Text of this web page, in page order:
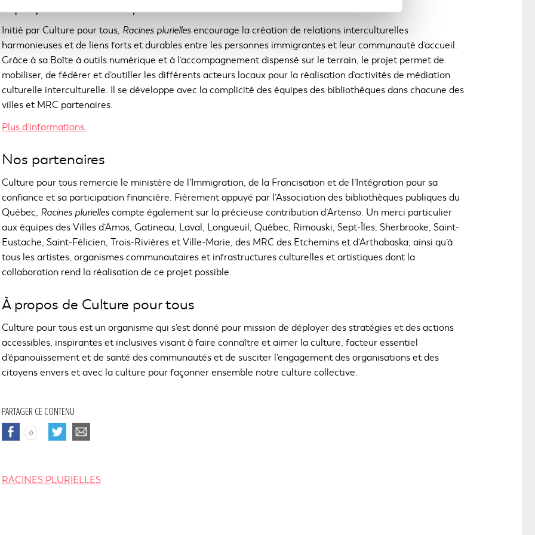
À propos deRacines plurielles
Initié par Culture pour tous, Racines plurielles encourage la création de relations interculturelles
harmonieuses et de liens forts et durables entre les personnes immigrantes et leur communauté d’accueil.
Grâce à sa Boîte à outils numérique et à l’accompagnement dispensé sur le terrain, le projet permet de
mobiliser, de fédérer et d’outiller les différents acteurs locaux pour la réalisation d’activités de médiation
culturelle interculturelle. Il se développe avec la complicité des équipes des bibliothèques dans chacune des
villes et MRC partenaires.
Plus d’informations.
i
'
o
u
v
r
a
d
n
s
u
o
u
l
Nos partenaires
Culture pour tous remercie le ministère de l’Immigration, de la Francisation et de l’Intégration pour sa
confiance et sa participation financière. Fièrement appuyé par l’Association des bibliothèques publiques du
Québec, Racines plurielles compte également sur la précieuse contribution d’Artenso. Un merci particulier
aux équipes des Villes d’Amos, Gatineau, Laval, Longueuil, Québec, Rimouski, Sept-Îles, Sherbrooke, Saint-
Eustache, Saint-Félicien, Trois-Rivières et Ville-Marie, des MRC des Etchemins et d’Arthabaska, ainsi qu’à
tous les artistes, organismes communautaires et infrastructures culturelles et artistiques dont la
collaboration rend la réalisation de ce projet possible.
À propos de Culture pour tous
Culture pour tous est un organisme qui s’est donné pour mission de déployer des stratégies et des actions
accessibles, inspirantes et inclusives visant à faire connaître et aimer la culture, facteur essentiel
d’épanouissement et de santé des communautés et de susciter l’engagement des organisations et des
citoyens envers et avec la culture pour façonner ensemble notre culture collective.
PARTAGER CE CONTENU
C
E
0
C
E
RACINES PLURIELLES